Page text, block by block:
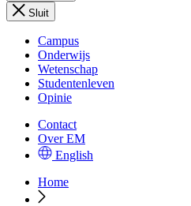
Sluit
Campus
Onderwijs
Wetenschap
Studentenleven
Opinie
Contact
Over EM
English
Home